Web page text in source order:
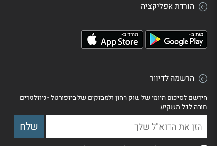
הורדת אפליקציה
הרשמה לדיוור
הירשם לסיכום היומי של שוק ההון ולמבזקים של ביזפורטל - ניוזלטרים
חובה לכל משקיע